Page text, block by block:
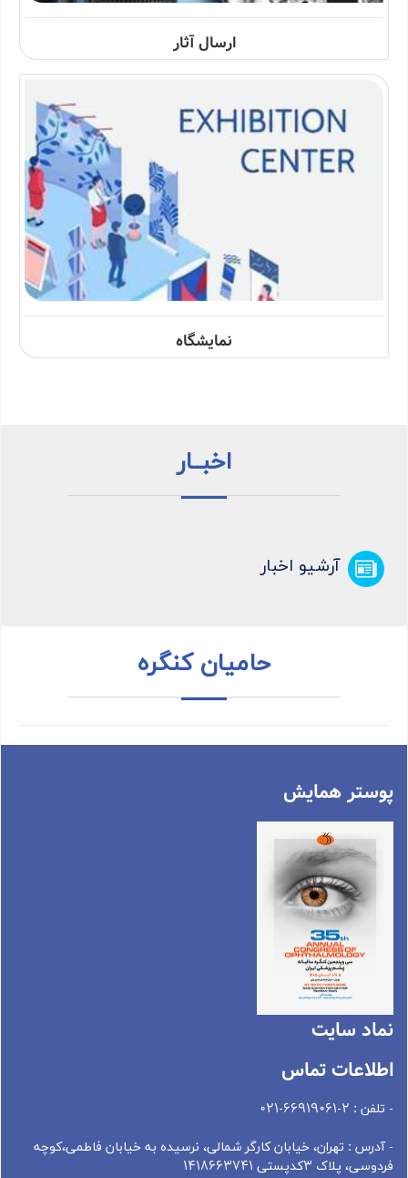
ارسال آثار
نمایشگاه
اخبــار
آرشیو اخبار
حامیان کنگره
پوستر همایش
نماد سايت
اطلاعات تماس
- تلفن : 2-66919061-021
- آدرس : تهران، خيابان کارگر شمالی، نرسيده به خيابان فاطمی،کوچه
فردوسی، پلاک 3کدپستی 1418663741